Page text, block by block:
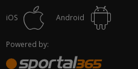
iOS Android
Powered by: